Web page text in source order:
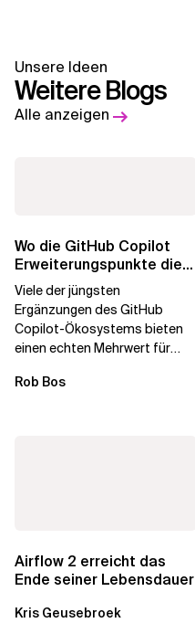
Unsere Ideen
Weitere Blogs
Alle anzeigen
Wo die GitHub Copilot
Erweiterungspunkte die
Governance brechen
Viele der jüngsten
Ergänzungen des GitHub
Copilot-Ökosystems bieten
einen echten Mehrwert für
aber auch die...
Rob Bos
Airflow 2 erreicht das
Ende seiner Lebensdauer
Kris Geusebroek